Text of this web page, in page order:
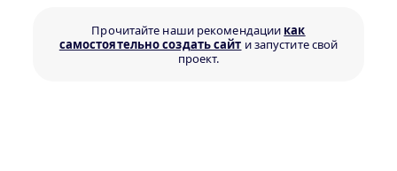
Прочитайте наши рекомендации как
самостоятельно создать сайт и запустите свой
проект.